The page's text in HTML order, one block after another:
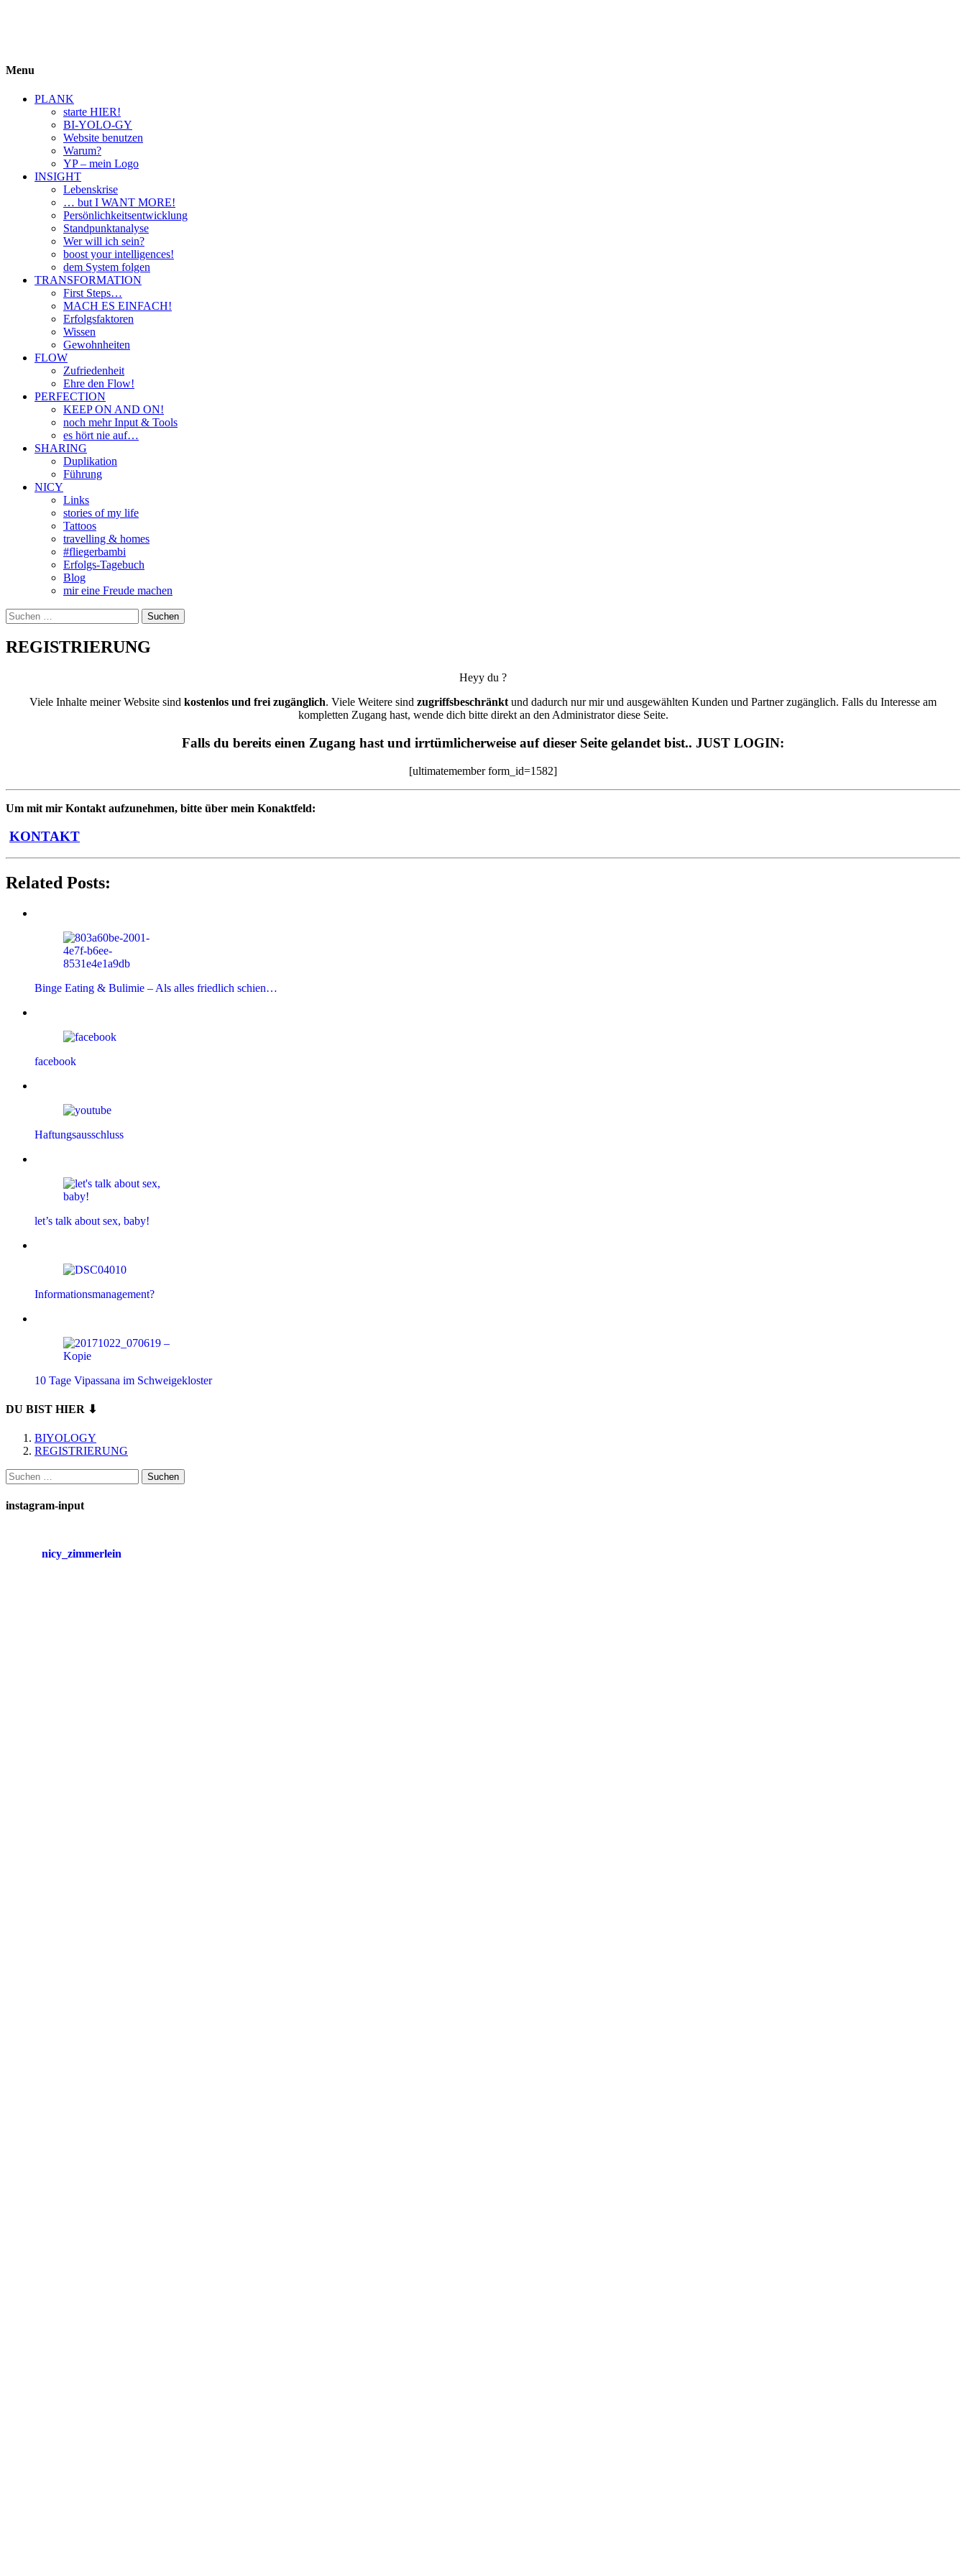
Menu
PLANK
starte HIER!
BI-YOLO-GY
Website benutzen
Warum?
YP – mein Logo
INSIGHT
Lebenskrise
… but I WANT MORE!
Persönlichkeitsentwicklung
Standpunktanalyse
Wer will ich sein?
boost your intelligences!
dem System folgen
TRANSFORMATION
First Steps…
MACH ES EINFACH!
Erfolgsfaktoren
Wissen
Gewohnheiten
FLOW
Zufriedenheit
Ehre den Flow!
PERFECTION
KEEP ON AND ON!
noch mehr Input & Tools
es hört nie auf…
SHARING
Duplikation
Führung
NICY
Links
stories of my life
Tattoos
travelling & homes
#fliegerbambi
Erfolgs-Tagebuch
Blog
mir eine Freude machen
Suchen
nach:
REGISTRIERUNG
Heyy du ?
Viele Inhalte meiner Website sind kostenlos und frei zugänglich. Viele Weitere sind zugriffsbeschränkt und dadurch nur mir und ausgewählten Kunden und Partner zugänglich. Falls du Interesse am
kompletten Zugang hast, wende dich bitte direkt an den Administrator diese Seite.
Falls du bereits einen Zugang hast und irrtümlicherweise auf dieser Seite gelandet bist.. JUST LOGIN:
[ultimatemember form_id=1582]
Um mit mir Kontakt aufzunehmen, bitte über mein Konaktfeld:
KONTAKT
Related Posts:
Binge Eating & Bulimie – Als alles friedlich schien…
facebook
Haftungsausschluss
let’s talk about sex, baby!
Informationsmanagement?
10 Tage Vipassana im Schweigekloster
DU BIST HIER ⬇
BIYOLOGY
REGISTRIERUNG
Suchen
nach:
instagram-input
nicy_zimmerlein